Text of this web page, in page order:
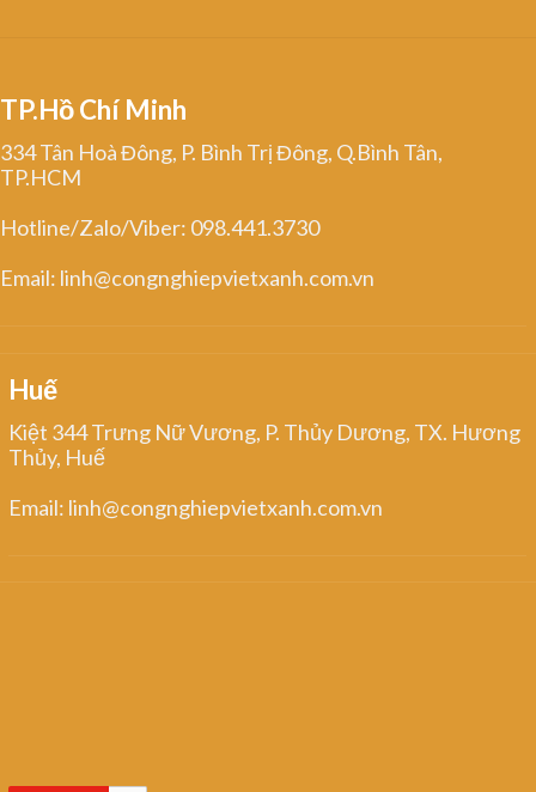
TP.Hồ Chí Minh
334 Tân Hoà Đông, P. Bình Trị Đông, Q.Bình Tân,
TP.HCM
Hotline/Zalo/Viber: 098.441.3730
Email: linh@congnghiepvietxanh.com.vn
Huế
Kiệt 344 Trưng Nữ Vương, P. Thủy Dương, TX. Hương
Thủy, Huế
Email: linh@congnghiepvietxanh.com.vn